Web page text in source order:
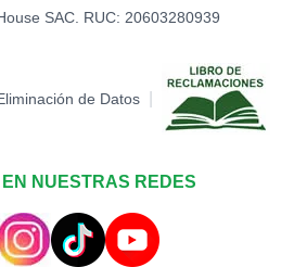
SAC. RUC: 20603280939
de Datos
NUESTRAS REDES